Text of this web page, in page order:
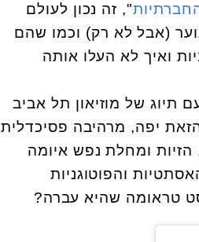
", זה נכון לעולם
(אבל לא רק) וכמו שהם
ואיך לא העלו אותה
תיוג של מוזיאון תל אביב
יפה, מרהיבה פסיכדלית
ומחלת נפש איומה
והפוטוגניות
טראומה שהיא עברה?